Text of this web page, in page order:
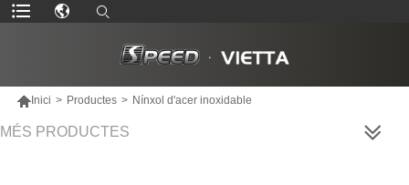
Inici > Productes > Nínxol d'acer inoxidable
MÉS PRODUCTES